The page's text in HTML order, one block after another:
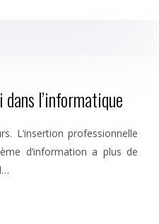
l’informatique
L’insertion professionnelle
d’information a plus de